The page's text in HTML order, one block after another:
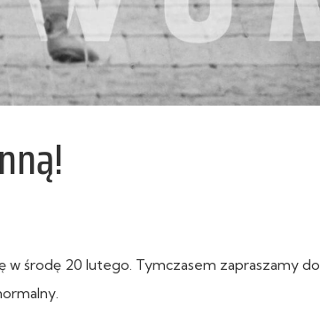
środę 20 lutego. Tymczasem zapraszamy do